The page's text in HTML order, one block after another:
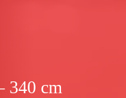
340 cm